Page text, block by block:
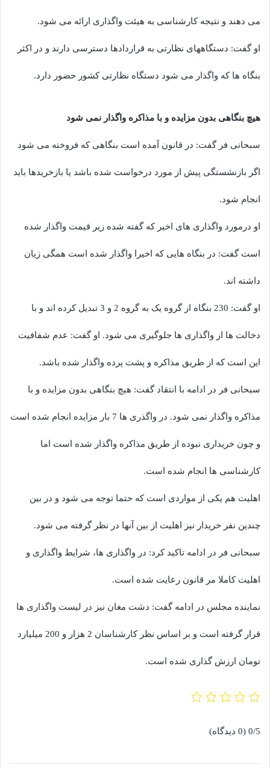
می دهند و نتیجه کارشناسی به هیئت واگذاری ارائه می شود.
او گفت: دستگاههای نظارتی به قراردادها دسترسی دارند و در اکثر
بنگاه ها که واگذار می شود دستگاه نظارتی کشور حضور دارد.
هیچ بنگاهی بدون مزایده و با مذاکره واگذار نمی شود
سبحانی فر گفت: در قانون آمده است بنگاهی که فروخته می شود
اگر بازنشستگی پیش از مورد درخواست شده باشد یا بازخریدها باید
انجام شود.
او درمورد واگذاری های اخیر که گفته شده زیر قیمت واگذار شده
است گفت: در بنگاه هایی که اخیرا واگذار شده است همگی زیان
داشته اند.
او گفت: 230 بنگاه از گروه یک به گروه 2 و 3 تبدیل کرده اند و با
دخالت ها از واگذاری ها جلوگیری می شود. او گفت: عدم شفافیت
این است که از طریق مذاکره و پشت پرده واگذار شده باشد.
سبحانی فر در ادامه با انتقاد گفت: هیچ بنگاهی بدون مزایده و با
مذاکره واگذار نمی شود. در واگذری ها 7 بار مزایده انجام شده است
و چون خریداری نبوده از طریق مذاکره واگذار شده است اما
کارشناسی ها انجام شده است.
اهلیت هم یکی از مواردی است که حتما توجه می شود و در بین
چندین نفر خریدار نیز اهلیت از بین آنها در نظر گرفته می شود.
سبحانی فر در ادامه تاکید کرد: در واگذاری ها، شرایط واگذاری و
اهلیت کاملا مر قانون رعایت شده است.
نماینده مجلس در ادامه گفت: دشت مغان نیز در لیست واگذاری ها
قرار گرفته است و بر اساس نظر کارشناسان 2 هزار و 200 میلیارد
تومان ارزش گذاری شده است.
0/5 (0 دیدگاه)